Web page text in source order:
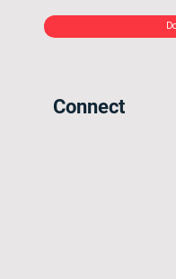
Connect